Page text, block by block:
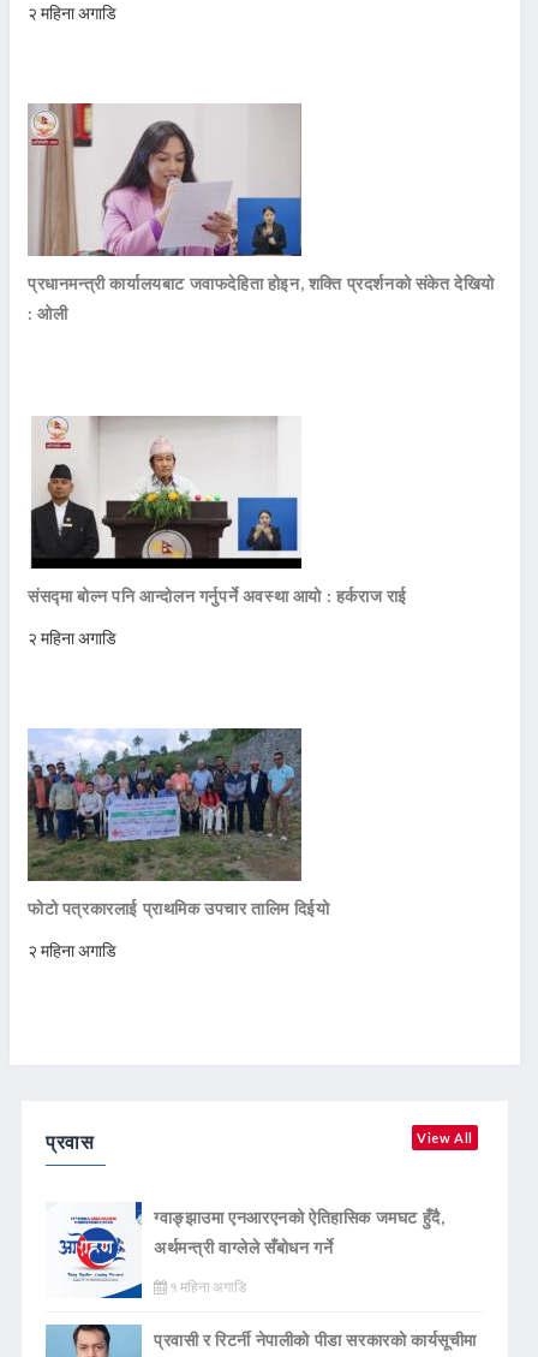
२ महिना अगाडि
प्रधानमन्त्री कार्यालयबाट जवाफदेहिता होइन, शक्ति प्रदर्शनको संकेत देखियो
: ओली
संसद्मा बोल्न पनि आन्दोलन गर्नुपर्ने अवस्था आयो : हर्कराज राई
२ महिना अगाडि
फोटो पत्रकारलाई प्राथमिक उपचार तालिम दिईयो
२ महिना अगाडि
प्रवास View All
ग्वाङ्झाउमा एनआरएनको ऐतिहासिक जमघट हुँदै,
अर्थमन्त्री वाग्लेले सँबोधन गर्ने
१ महिना अगाडि
प्रवासी र रिटर्नी नेपालीको पीडा सरकारको कार्यसूचीमा